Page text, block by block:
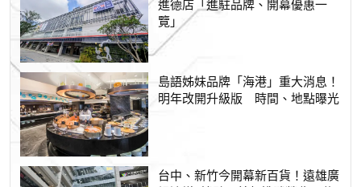
進德店「進駐品牌、開幕優惠一
覽」
島語姊妹品牌「海港」重大消息！
明年改開升級版 時間、地點曝光
台中、新竹今開幕新百貨！遠雄廣